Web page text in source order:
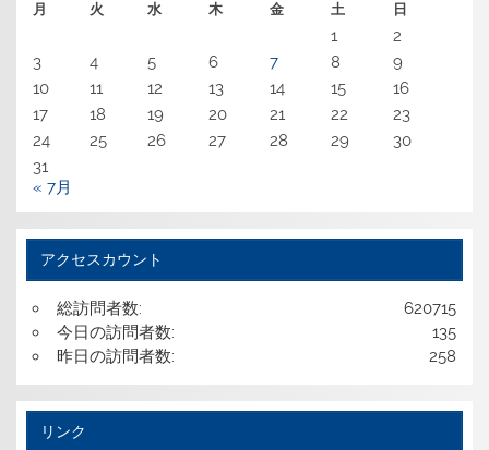
月 火 水 木 金 土 日
1
2
3
4 5 6 7 8
9
10
11 12 13 14 15
16
17
18 19 20 21 22
23
24
25 26 27 28 29
30
31
« 7月
アクセスカウント
620715
総訪問者数:
135
今日の訪問者数:
258
昨日の訪問者数:
リンク